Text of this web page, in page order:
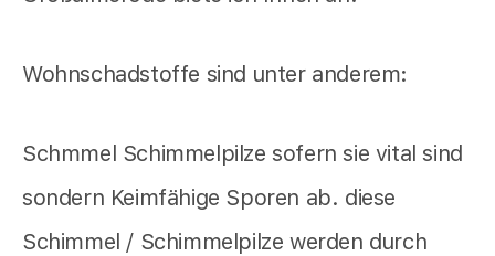
Wohnschadstoffe sind unter anderem:
Schmmel Schimmelpilze sofern sie vital sind
sondern Keimfähige Sporen ab. diese
Schimmel / Schimmelpilze werden durch